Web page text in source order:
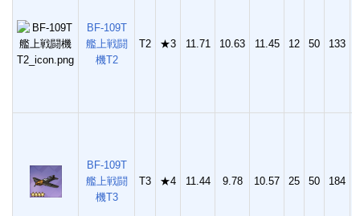
BF-109T
艦上戦闘
機T2
T2 ★3 11.71 10.63 11.45 12 50 133
BF-109T
艦上戦闘
機T3
T3 ★4 11.44 9.78 10.57 25 50 184